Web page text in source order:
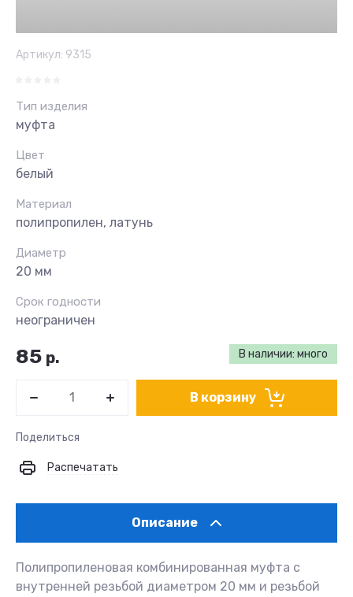
Артикул: 9315
Тип изделия
муфта
Цвет
белый
Материал
полипропилен, латунь
Диаметр
20 мм
Срок годности
неограничен
В наличии: много
85 р.
В корзину
Поделиться
Распечатать
Описание
Полипропиленовая комбинированная муфта с
внутренней резьбой диаметром 20 мм и резьбой